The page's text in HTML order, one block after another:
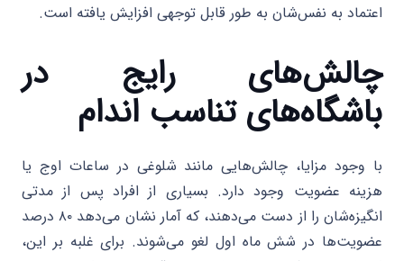
اعتماد به نفس‌شان به طور قابل توجهی افزایش یافته است.
چالش‌های رایج در
باشگاه‌های تناسب اندام
با وجود مزایا، چالش‌هایی مانند شلوغی در ساعات اوج یا
هزینه عضویت وجود دارد. بسیاری از افراد پس از مدتی
انگیزه‌شان را از دست می‌دهند، که آمار نشان می‌دهد ۸۰ درصد
عضویت‌ها در شش ماه اول لغو می‌شوند. برای غلبه بر این،